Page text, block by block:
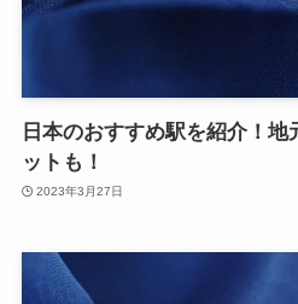
日本のおすすめ駅を紹介！
ットも！
2023年3月27日